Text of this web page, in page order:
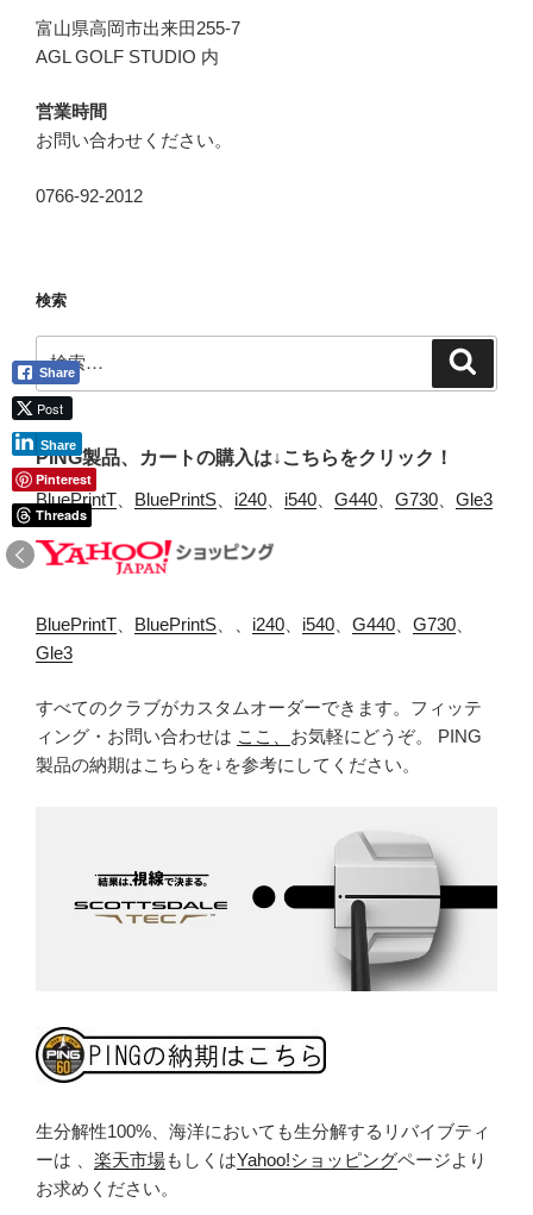
富山県高岡市出来田255-7
AGL GOLF STUDIO 内
営業時間
お問い合わせください。
0766-92-2012
検索
索:
PING製品、カートの購入は↓こちらをクリック！
BluePrintT BluePrintS i240 i540 G440 G730 Gle3
BluePrintT BluePrintS i240 i540 G440 G730
Gle3
すべてのクラブがカスタムオーダーできます。フィッテ
ィング・お問い合わせは ここ、 お気軽にどうぞ。 PING
製品の納期はこちらを↓を参考にしてください。
生分解性100%、海洋においても生分解するリバイブティ
ーは 、 楽天市場もしくはYahoo!ショッピングページより
お求めください。
Share
Post
Share
Pinterest
Threads